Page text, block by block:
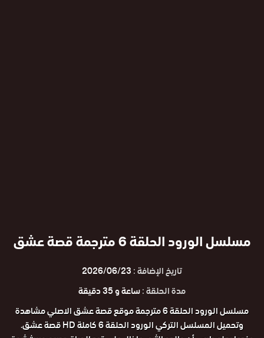
مسلسل الورود الحلقة 6 مترجمة قصة عشق
تاريخ الإضافة :2026/06/23
مدة الحلقة :ساعة و 35 دقيقة
مسلسل الورود الحلقة 6 مترجمة موقع قصة عشق الاصلي مشاهدة
وتحميل المسلسل التركي الورود الحلقة 6 كاملة HD قصة عشق.